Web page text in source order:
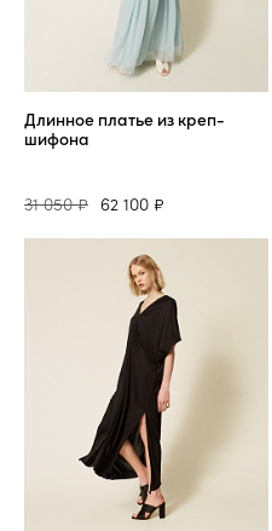
Длинное платье из креп-
шифона
31 050 ₽ 62 100 ₽